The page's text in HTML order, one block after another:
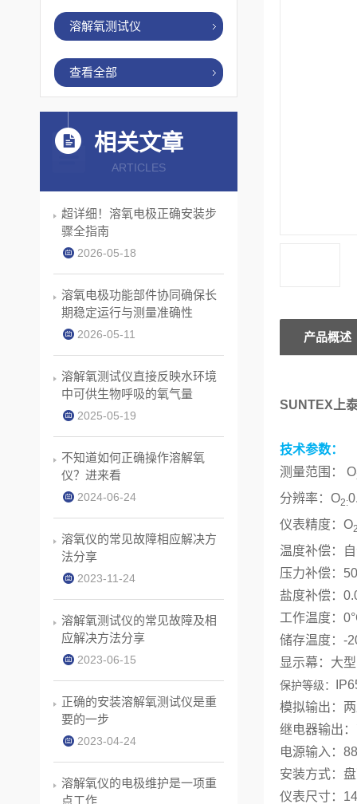
产品概述
SUNTEX上
技术参数：
测量范围：
O
分辨率：O2:
仪表精度：O
温度补偿：
压力补偿：
盐度补偿：
工作温度：
储存温度：-
显示幕：大
保护等级：
模拟输出：
继电器输出
电源输入：
安装方式：
仪表尺寸：
溶解氧测试仪
查看全部
相关文章
ARTICLES
超详细！溶氧电极正确安装步
骤全指南
2026-05-18
溶氧电极功能部件协同确保长
期稳定运行与测量准确性
2026-05-11
溶解氧测试仪直接反映水环境
中可供生物呼吸的氧气量
2025-05-19
不知道如何正确操作溶解氧
仪？进来看
2024-06-24
溶氧仪的常见故障相应解决方
法分享
2023-11-24
溶解氧测试仪的常见故障及相
应解决方法分享
2023-06-15
正确的安装溶解氧测试仪是重
要的一步
2023-04-24
溶解氧仪的电极维护是一项重
点工作